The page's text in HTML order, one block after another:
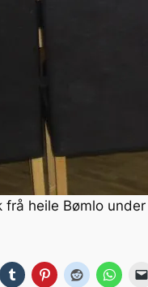
heile Bømlo